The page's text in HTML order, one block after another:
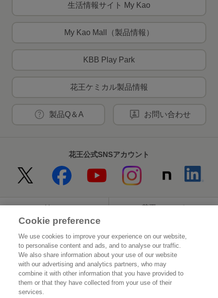
生活情報サイト My Kao
My Kao Mall（製品情報）
KBB Play Park
花王ケミカル製品情報
製品Q＆A お問い合わせ
花王公式SNSアカウント
Home 花王について
ブランド 投資家情報
ニュースルーム 採用情報
Cookie preference
We use cookies to improve your experience on our website,
to personalise content and ads, and to analyse our traffic.
We also share information about your use of our website
with our advertising and analytics partners, who may
combine it with other information that you have provided to
them or that they have collected from your use of their
services.